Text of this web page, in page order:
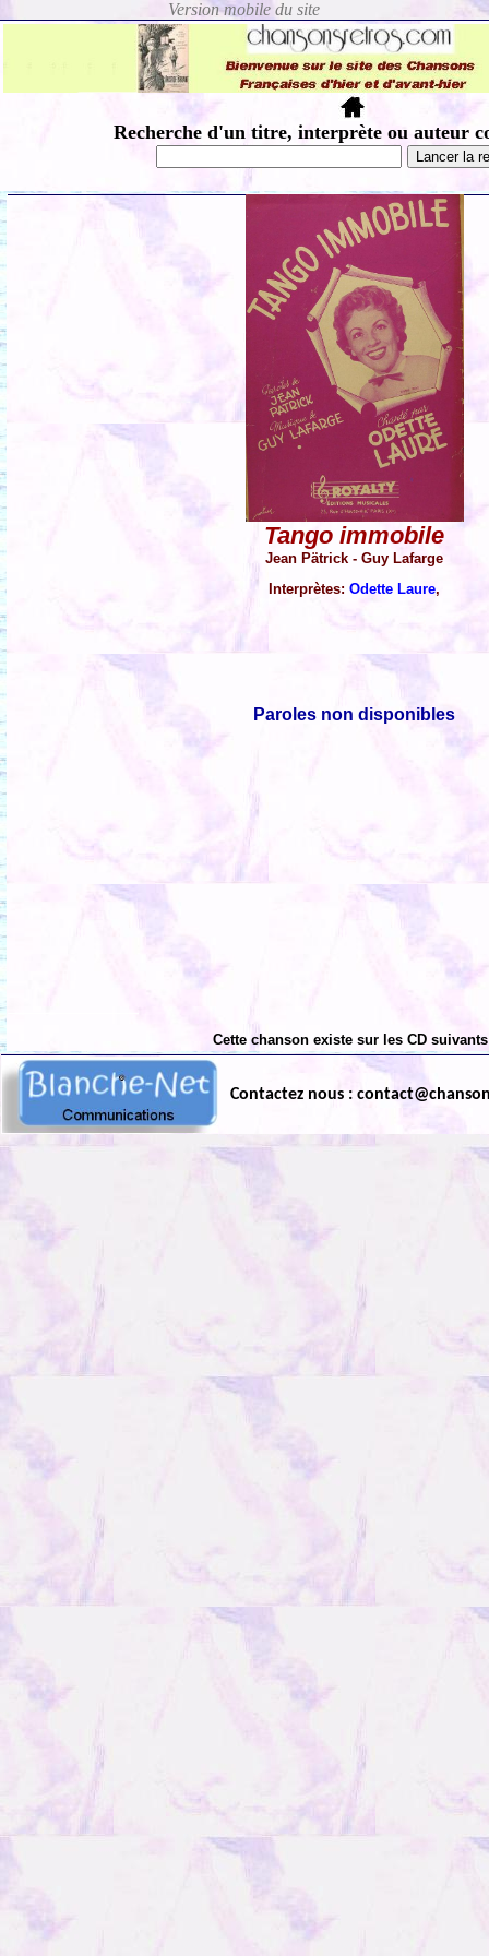
Recherche d'un titre, interprète ou auteur
Tango immobile
Jean Pätrick - Guy Lafarge
Interprètes:Odette Laure,
Paroles non disponibles
Cette chanson existe sur les CD
Contactez nous :